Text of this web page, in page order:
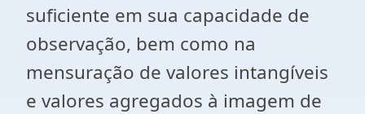
suficiente em sua capacidade de
observação, bem como na
mensuração de valores intangíveis
e valores agregados à imagem de